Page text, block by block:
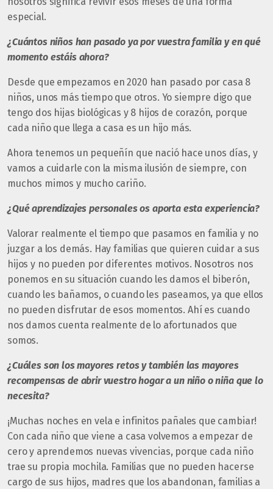
especial.
¿Cuántos niños han pasado ya por vuestra familia y en qué
momento estáis ahora?
Desde que empezamos en 2020 han pasado por casa 8
niños, unos más tiempo que otros. Yo siempre digo que
tengo dos hijas biológicas y 8 hijos de corazón, porque
cada niño que llega a casa es un hijo más.
Ahora tenemos un pequeñín que nació hace unos días, y
vamos a cuidarle con la misma ilusión de siempre, con
muchos mimos y mucho cariño.
¿Qué aprendizajes personales os aporta esta experiencia?
Valorar realmente el tiempo que pasamos en familia y no
juzgar a los demás. Hay familias que quieren cuidar a sus
hijos y no pueden por diferentes motivos. Nosotros nos
ponemos en su situación cuando les damos el biberón,
cuando les bañamos, o cuando les paseamos, ya que ellos
no pueden disfrutar de esos momentos. Ahí es cuando
nos damos cuenta realmente de lo afortunados que
somos.
¿Cuáles son los mayores retos y también las mayores
recompensas de abrir vuestro hogar a un niño o niña que lo
necesita?
¡Muchas noches en vela e infinitos pañales que cambiar!
Con cada niño que viene a casa volvemos a empezar de
cero y aprendemos nuevas vivencias, porque cada niño
trae su propia mochila. Familias que no pueden hacerse
cargo de sus hijos, madres que los abandonan, familias a